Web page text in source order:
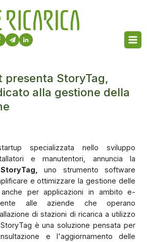
presenta StoryTag,
alla gestione della
specializzata nello sviluppo
e manutentori, annuncia la
StoryTag,
uno strumento software
e ottimizzare la gestione delle
anche per applicazioni in ambito e-
alle aziende che operano
di stazioni di ricarica a utilizzo
è una soluzione pensata per
e l'aggiornamento delle